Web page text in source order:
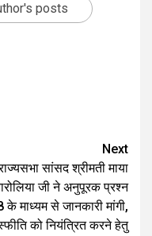
posts
Next
सांसद श्रीमती माया
जी ने अनुपूरक प्रश्न
के माध्यम से जानकारी मांगी,
को नियंत्रित करने हेतु